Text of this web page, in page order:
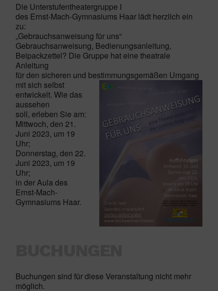
Die Unterstufentheatergruppe I
des Ernst-Mach-Gymnasiums Haar lädt herzlich ein
zu:
„Gebrauchsanweisung für uns“
Gebrauchsanweisung, Bedienungsanleitung,
Beipackzettel? Die Gruppe hat eine theatrale
Anleitung
für den sicheren und bestimmungsgemäßen Umgang
mit sich selbst
entwickelt. Wie das
aussehen
soll, erleben Sie am:
Mittwoch, den 21.
Juni 2023, um 19
Uhr;
Donnerstag, den 22.
Juni 2023, um 19
Uhr;
in der Aula des
Ernst-Mach-
Gymnasiums Haar.
Buchungen sind für diese Veranstaltung nicht mehr
möglich.